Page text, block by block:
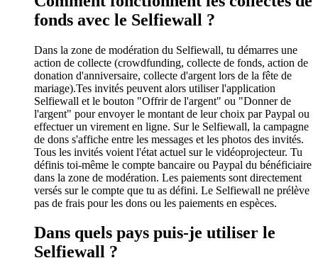
fonds avec le Selfiewall ?
Dans la zone de modération du Selfiewall, tu démarres une
action de collecte (crowdfunding, collecte de fonds, action de
donation d'anniversaire, collecte d'argent lors de la fête de
mariage).Tes invités peuvent alors utiliser l'application
Selfiewall et le bouton "Offrir de l'argent" ou "Donner de
l'argent" pour envoyer le montant de leur choix par Paypal ou
effectuer un virement en ligne. Sur le Selfiewall, la campagne
de dons s'affiche entre les messages et les photos des invités.
Tous les invités voient l'état actuel sur le vidéoprojecteur. Tu
définis toi-même le compte bancaire ou Paypal du bénéficiaire
dans la zone de modération. Les paiements sont directement
versés sur le compte que tu as défini. Le Selfiewall ne prélève
pas de frais pour les dons ou les paiements en espèces.
Dans quels pays puis-je utiliser le
Selfiewall ?